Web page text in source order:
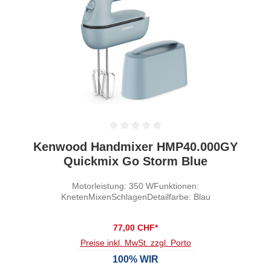
Durchschnittliche Bewertung von 0 von 5 Sternen
Kenwood Handmixer HMP40.000GY
Quickmix Go Storm Blue
Motorleistung: 350 WFunktionen:
KnetenMixenSchlagenDetailfarbe: Blau
77,00 CHF*
Preise inkl. MwSt. zzgl. Porto
100% WIR